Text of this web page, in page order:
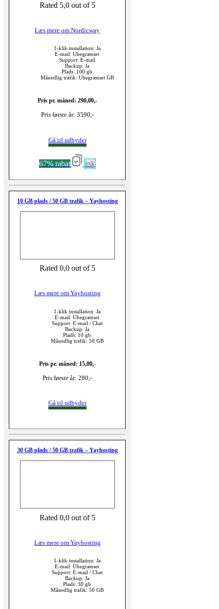
Rated 5,0 out of 5
Læs mere om Nordicway
1-klik installation: Ja
E-mail: Ubegrænset
Support: E-mail
Backup: Ja
Plads: 100 gb
Månedlig trafik: Ubegrænset GB
Pris pr. måned: 290,00,-
Pris første år: 3590,-
Gå til udbyder
67% rabat ink
10 GB plads / 50 GB trafik – Yayhosting
Rated 0,0 out of 5
Læs mere om Yayhosting
1-klik installation: Ja
E-mail: Ubegrænset
Support: E-mail / Chat
Backup: Ja
Plads: 10 gb
Månedlig trafik: 50 GB
Pris pr. måned: 15,00,-
Pris første år: 280,-
Gå til udbyder
30 GB plads / 50 GB trafik – Yayhosting
Rated 0,0 out of 5
Læs mere om Yayhosting
1-klik installation: Ja
E-mail: Ubegrænset
Support: E-mail / Chat
Backup: Ja
Plads: 30 gb
Månedlig trafik: 50 GB